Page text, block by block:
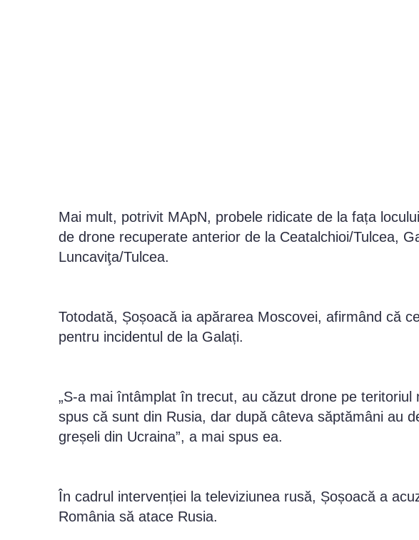
Mai mult, potrivit MApN, probele ridicate de la fața
de drone recuperate anterior de la Ceatalchioi/Tulcea,
Luncaviţa/Tulcea.
Totodată, Șoșoacă ia apărarea Moscovei, afirmând că
pentru incidentul de la Galați.
„S-a mai întâmplat în trecut, au căzut drone pe
spus că sunt din Rusia, dar după câteva săptămâni au
greșeli din Ucraina”, a mai spus ea.
În cadrul intervenției la televiziunea rusă, Șoșoacă a
România să atace Rusia.